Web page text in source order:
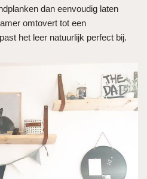
dan eenvoudig laten
omtovert tot een
het leer natuurlijk perfect bij.